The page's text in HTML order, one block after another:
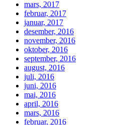
mars, 2017
februar, 2017
januar, 2017
desember, 2016
november, 2016
oktober, 2016
september, 2016
august, 2016
juli, 2016
juni, 2016
mai, 2016
april, 2016
mars, 2016
februar, 2016